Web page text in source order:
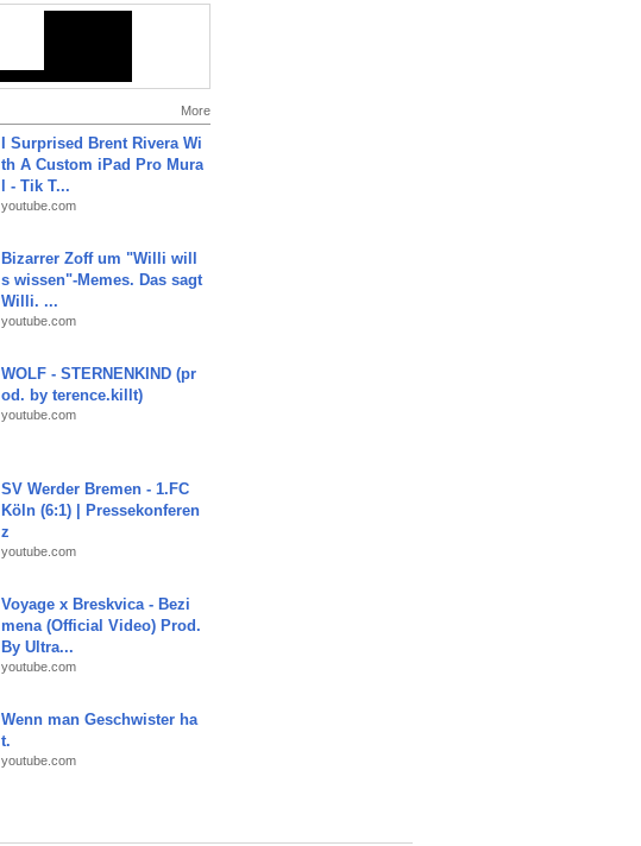
More
I Surprised Brent Rivera Wi
th A Custom iPad Pro Mura
l - Tik T...
youtube.com
Bizarrer Zoff um "Willi will
s wissen"-Memes. Das sagt
Willi. ...
youtube.com
WOLF - STERNENKIND (pr
od. by terence.killt)
youtube.com
SV Werder Bremen - 1.FC
Köln (6:1) | Pressekonferen
z
youtube.com
Voyage x Breskvica - Bezi
mena (Official Video) Prod.
By Ultra...
youtube.com
Wenn man Geschwister ha
t.
youtube.com